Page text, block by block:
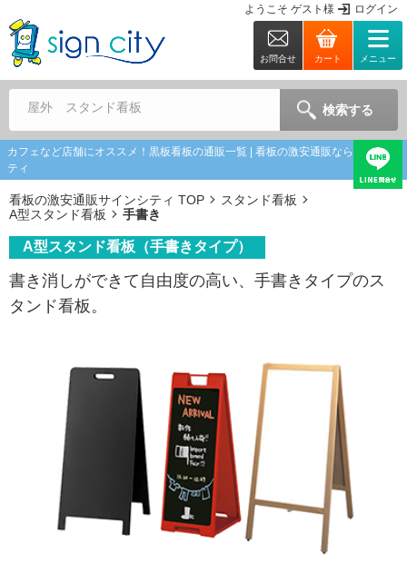
ようこそ ゲスト 様 ログイン
お問合せ カート メニュー
屋外 スタンド看板 検索する
カフェなど店舗にオススメ！黒板看板の通販一覧 | 看板の激安通販ならサインシ
ティ
看板の激安通販サインシティ TOP
スタンド看板
A型スタンド看板
手書き
A型スタンド看板（手書きタイプ）
書き消しができて自由度の高い、手書きタイプのス
タンド看板。